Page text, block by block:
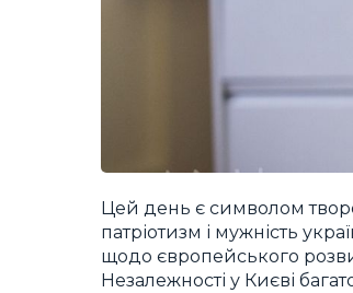
Цей день є символом
патріотизм і мужність
щодо європейського
Незалежності у Києві